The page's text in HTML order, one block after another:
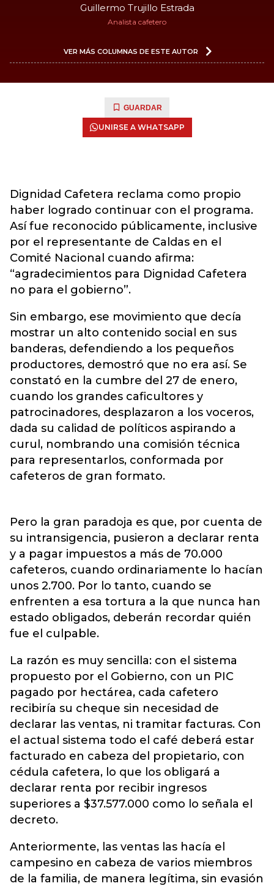
Guillermo Trujillo Estrada
Analista cafetero
VER MÁS COLUMNAS DE ESTE AUTOR
GUARDAR
UNIRSE A WHATSAPP
Dignidad Cafetera reclama como propio
haber logrado continuar con el programa.
Así fue reconocido públicamente, inclusive
por el representante de Caldas en el
Comité Nacional cuando afirma:
“agradecimientos para Dignidad Cafetera
no para el gobierno”.
Sin embargo, ese movimiento que decía
mostrar un alto contenido social en sus
banderas, defendiendo a los pequeños
productores, demostró que no era así. Se
constató en la cumbre del 27 de enero,
cuando los grandes caficultores y
patrocinadores, desplazaron a los voceros,
dada su calidad de políticos aspirando a
curul, nombrando una comisión técnica
para representarlos, conformada por
cafeteros de gran formato.
Pero la gran paradoja es que, por cuenta de
su intransigencia, pusieron a declarar renta
y a pagar impuestos a más de 70.000
cafeteros, cuando ordinariamente lo hacían
unos 2.700. Por lo tanto, cuando se
enfrenten a esa tortura a la que nunca han
estado obligados, deberán recordar quién
fue el culpable.
La razón es muy sencilla: con el sistema
propuesto por el Gobierno, con un PIC
pagado por hectárea, cada cafetero
recibiría su cheque sin necesidad de
declarar las ventas, ni tramitar facturas. Con
el actual sistema todo el café deberá estar
facturado en cabeza del propietario, con
cédula cafetera, lo que los obligará a
declarar renta por recibir ingresos
superiores a $37.577.000 como lo señala el
decreto.
Anteriormente, las ventas las hacía el
campesino en cabeza de varios miembros
de la familia, de manera legítima, sin evasión